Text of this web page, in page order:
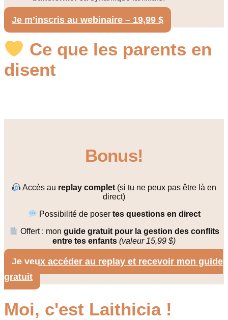
Je m’inscris au webinaire – 19,99 $
Ce que les parents en
disent
Bonus!
Accès au replay complet (si tu ne peux pas être là en
direct)
Possibilité de poser tes questions en direct
Offert : mon guide gratuit pour la gestion des conflits
entre tes enfants (valeur 15,99 $)
Je veux accéder au replay et recevoir mon guide
gratuit
Moi, c'est Laithicia !